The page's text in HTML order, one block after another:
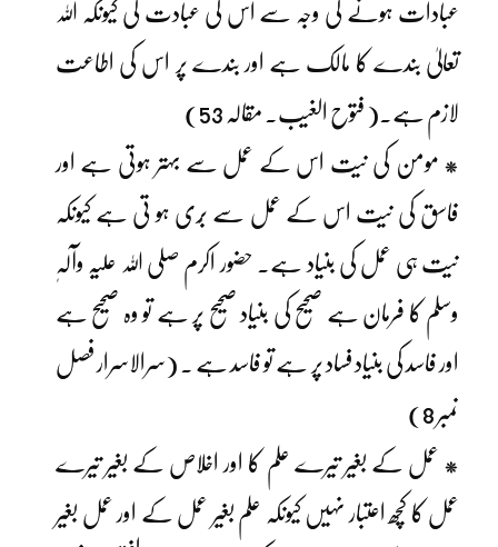
عبادات ہونے کی وجہ سے اس کی عبادت کی کیونکہ اللہ
تعالیٰ بندے کا مالک ہے اور بندے پر اس کی اطاعت
لازم ہے۔( فتوح الغیب۔ مقالہ 53)
* مومن کی نیت اس کے عمل سے بہتر ہوتی ہے اور
فاسق کی نیت اس کے عمل سے بُری ہو تی ہے کیونکہ
نیت ہی عمل کی بنیاد ہے۔ حضور اکرم صلی اللہ علیہ وآلہٖ
وسلم کا فرمان ہے صحیح کی بنیاد صحیح پر ہے تو وہ صحیح ہے
اور فاسد کی بنیاد فساد پر ہے تو فاسد ہے ۔ (سرالاسرار فصل
نمبر 8)
* عمل کے بغیر تیرے علم کا اور اخلاص کے بغیر تیرے
عمل کا کچھ اعتبار نہیں کیونکہ علم بغیر عمل کے اور عمل بغیر